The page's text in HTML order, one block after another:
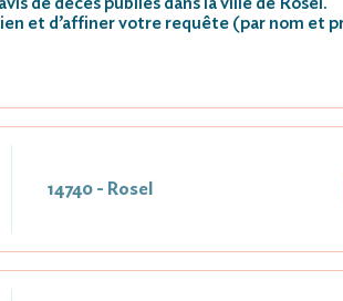
de décès publiés dans la ville de Rosel.
et d’affiner votre requête (par nom et
14740 - Rosel